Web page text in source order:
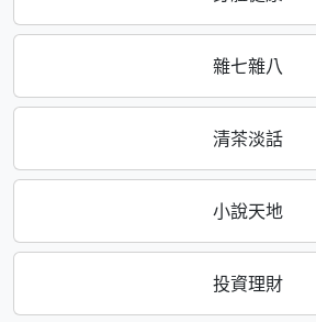
雜七雜八
清茶淡話
小說天地
投資理財